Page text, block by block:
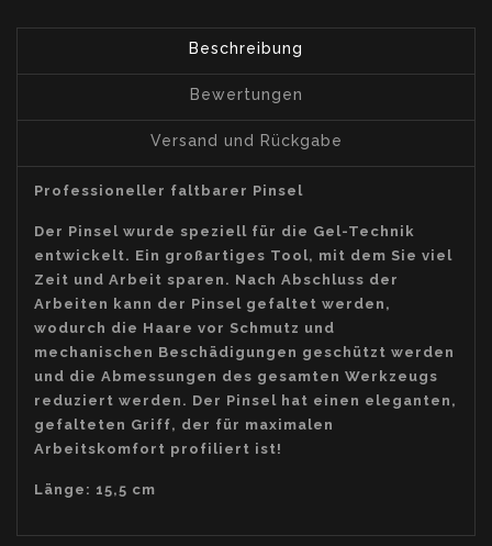
Beschreibung
Bewertungen
Versand und Rückgabe
Professioneller faltbarer Pinsel
Der Pinsel wurde speziell für die Gel-Technik
entwickelt. Ein großartiges Tool, mit dem Sie viel
Zeit und Arbeit sparen. Nach Abschluss der
Arbeiten kann der Pinsel gefaltet werden,
wodurch die Haare vor Schmutz und
mechanischen Beschädigungen geschützt werden
und die Abmessungen des gesamten Werkzeugs
reduziert werden. Der Pinsel hat einen eleganten,
gefalteten Griff, der für maximalen
Arbeitskomfort profiliert ist!
Länge: 15,5 cm